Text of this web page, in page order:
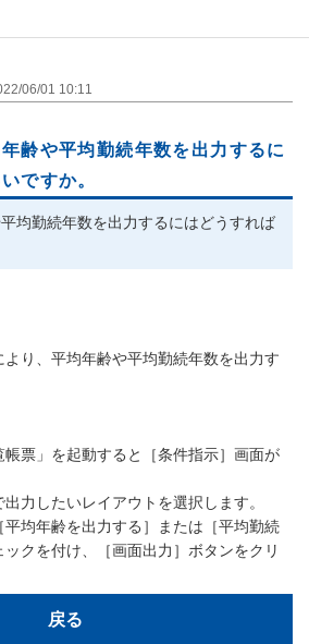
06/01 10:11
齢や平均勤続年数を出力するに
ですか。
均勤続年数を出力するにはどうすれば
り、平均年齢や平均勤続年数を出力す
票」を起動すると［条件指示］画面が
力したいレイアウトを選択します。
均年齢を出力する］または［平均勤続
クを付け、［画面出力］ボタンをクリ
戻る